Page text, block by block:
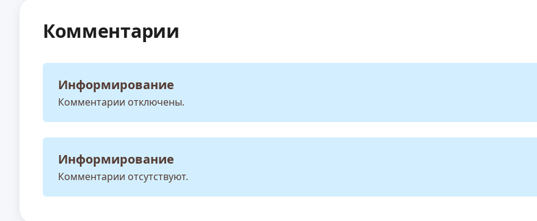
Комментарии
Информирование
Комментарии отключены.
Информирование
Комментарии отсутствуют.